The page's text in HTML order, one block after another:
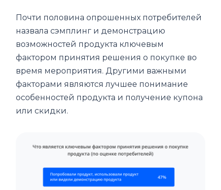
Почти половина опрошенных потребителей
назвала сэмплинг и демонстрацию
возможностей продукта ключевым
фактором принятия решения о покупке во
время мероприятия. Другими важными
факторами являются лучшее понимание
особенностей продукта и получение купона
или скидки.